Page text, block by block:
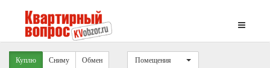
Куплю Сниму Обмен Помещения